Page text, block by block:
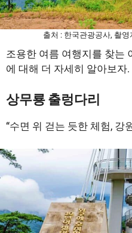
출처 : 한국관광공사, 촬
조용한 여름 여행지를 찾는
에 대해 더 자세히 알아보자.
상무룡 출렁다리
“수면 위 걷는 듯한 체험, 강